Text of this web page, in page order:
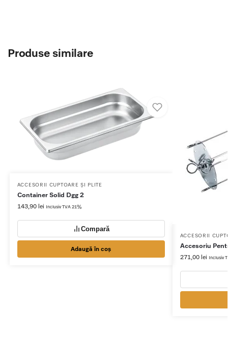
Produse similare
ACCESORII CUPTOARE ȘI PLITE
Container Solid Dgg 2
143,90 lei Inclusiv TVA 21%
Compară
Adaugă în coș
ACCESORII
Accesoriu
271,00 lei Inclusiv